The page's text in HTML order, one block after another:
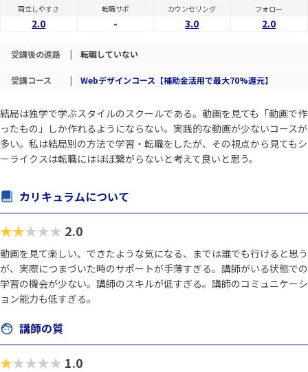
両立しやすさ
2.0
転職サポ
-
カウンセリング
3.0
フォロー
2.0
受講後の進路 | 転職していない
受講コース | Webデザインコース【補助金活用で最大70%還元】
結局は独学で学ぶスタイルのスクールである。動画を見ても「動画で作
ったもの」しか作れるようにならない。実践的な動画が少ないコースが
多い。私は結局別の方法で学習・転職をしたが、その視点から見てもシ
ーライクスは転職にはほぼ繋がらないと考えて良いと思う。
カリキュラムについて
★★★★★ 2.0
動画を見て楽しい、できたような気になる、までは誰でも行けると思う
が、実際につまづいた時のサポートが手薄すぎる。講師がいる状態での
学習の機会が少ない。講師のスキルが低すぎる。講師のコミュニケーシ
ョン能力も低すぎる。
講師の質
★★★★★ 1.0